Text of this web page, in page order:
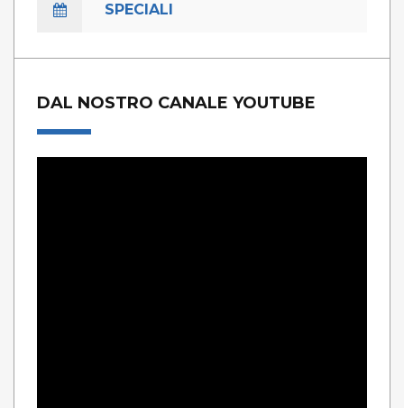
SPECIALI
DAL NOSTRO CANALE YOUTUBE